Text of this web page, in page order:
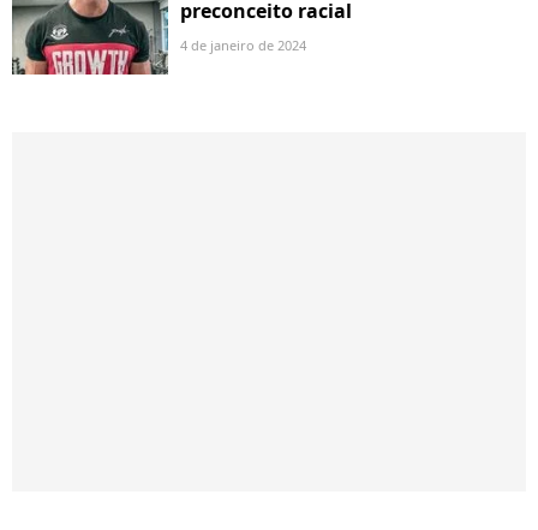
preconceito racial
4 de janeiro de 2024